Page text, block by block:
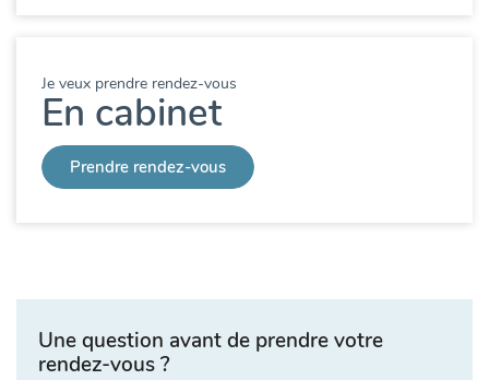
Je veux prendre rendez-vous
En cabinet
Prendre rendez-vous
Une question avant de prendre votre
rendez-vous ?